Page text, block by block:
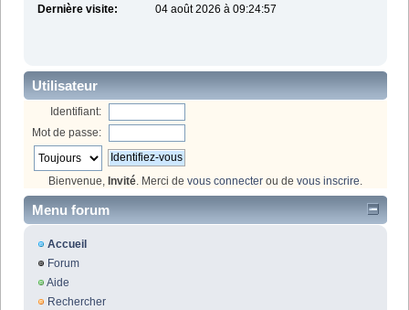
Dernière visite:
04 août 2026 à 09:24:57
Utilisateur
Identifiant:
Mot de passe:
Bienvenue, Invité . Merci de vous connecter ou de vous inscrire
Menu forum
Accueil
Forum
Aide
Rechercher